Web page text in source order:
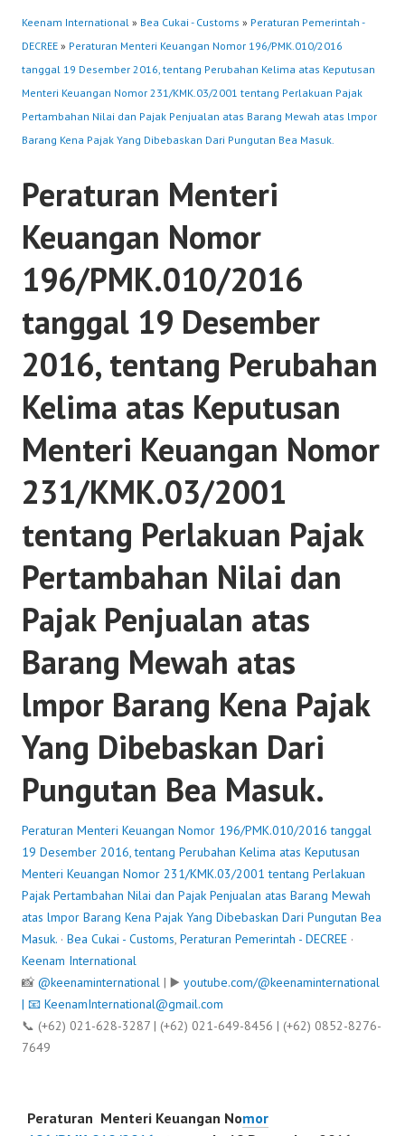
Keenam International » Bea Cukai - Customs » Peraturan Pemerintah -
DECREE » Peraturan Menteri Keuangan Nomor 196/PMK.010/2016
tanggal 19 Desember 2016, tentang Perubahan Kelima atas Keputusan
Menteri Keuangan Nomor 231/KMK.03/2001 tentang Perlakuan Pajak
Pertambahan Nilai dan Pajak Penjualan atas Barang Mewah atas lmpor
Barang Kena Pajak Yang Dibebaskan Dari Pungutan Bea Masuk.
Peraturan Menteri
Keuangan Nomor
196/PMK.010/2016
tanggal 19 Desember
2016, tentang Perubahan
Kelima atas Keputusan
Menteri Keuangan Nomor
231/KMK.03/2001
tentang Perlakuan Pajak
Pertambahan Nilai dan
Pajak Penjualan atas
Barang Mewah atas
lmpor Barang Kena Pajak
Yang Dibebaskan Dari
Pungutan Bea Masuk.
Peraturan Menteri Keuangan Nomor 196/PMK.010/2016 tanggal
19 Desember 2016, tentang Perubahan Kelima atas Keputusan
Menteri Keuangan Nomor 231/KMK.03/2001 tentang Perlakuan
Pajak Pertambahan Nilai dan Pajak Penjualan atas Barang Mewah
atas lmpor Barang Kena Pajak Yang Dibebaskan Dari Pungutan Bea
Masuk. · Bea Cukai - Customs, Peraturan Pemerintah - DECREE ·
Keenam International
📸 @keenaminternational | ▶️ youtube.com/@keenaminternational
| 📧 KeenamInternational@gmail.com
📞 (+62) 021-628-3287 | (+62) 021-649-8456 | (+62) 0852-8276-
7649
Peraturan Menteri Keuangan Nomor